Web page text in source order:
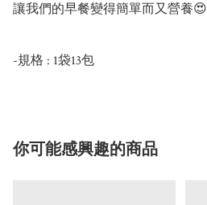
讓我們的早餐變得簡單而又營養😍
-規格 : 1袋13包
你可能感興趣的商品